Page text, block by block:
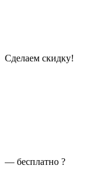
Сделаем скидку!
— бесплатно ?